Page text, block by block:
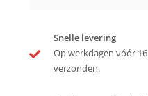
Snelle levering
Op werkdagen vóór
verzonden.